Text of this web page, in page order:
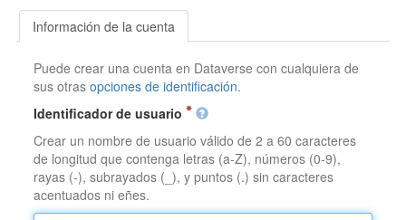
Información de la cuenta
Puede crear una cuenta en Dataverse con cualquiera de
sus otrasopciones de identificación.
Identificador de usuario
Crear un nombre de usuario válido de 2 a 60 caracteres
de longitud que contenga letras (a-Z), números (0-9),
rayas (-), subrayados (_), y puntos (.) sin caracteres
acentuados ni eñes.